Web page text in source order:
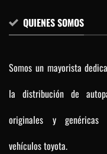
QUIENES SOMOS
Somos un mayorista
la distribución de
originales y genéricas
vehículos toyota.